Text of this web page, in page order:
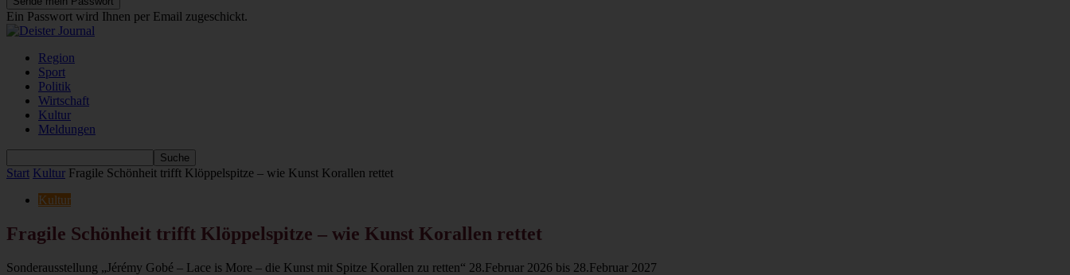
Ein Passwort wird Ihnen per Email zugeschickt.
Region
Sport
Politik
Wirtschaft
Kultur
Meldungen
Start Kultur Fragile Schönheit trifft Klöppelspitze – wie Kunst Korallen rettet
Kultur
Fragile Schönheit trifft Klöppelspitze – wie Kunst Korallen rettet
Sonderausstellung „Jérémy Gobé – Lace is More – die Kunst mit Spitze Korallen zu retten“ 28.Februar 2026 bis 28.Februar 2027